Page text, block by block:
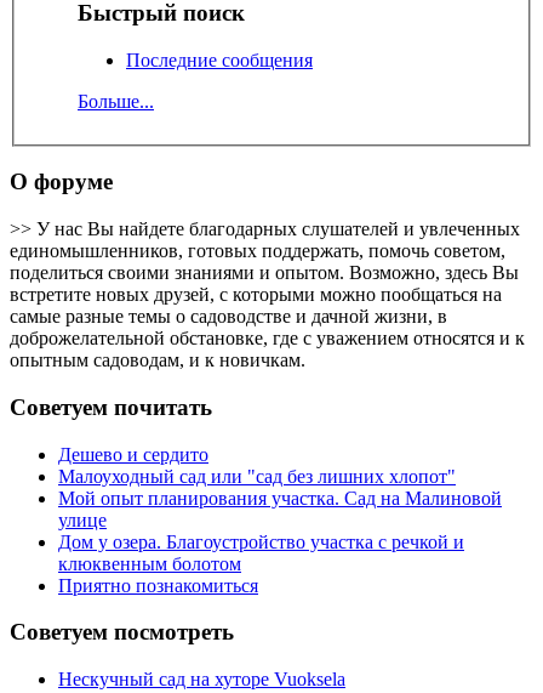
Быстрый поиск
Последние сообщения
Больше...
О форуме
>> У нас Вы найдете благодарных слушателей и увлеченных
единомышленников, готовых поддержать, помочь советом,
поделиться своими знаниями и опытом. Возможно, здесь Вы
встретите новых друзей, с которыми можно пообщаться на
самые разные темы о садоводстве и дачной жизни, в
доброжелательной обстановке, где с уважением относятся и к
опытным садоводам, и к новичкам.
Советуем почитать
Дешево и сердито
Малоуходный сад или "сад без лишних хлопот"
Мой опыт планирования участка. Сад на Малиновой
улице
Дом у озера. Благоустройство участка с речкой и
клюквенным болотом
Приятно познакомиться
Советуем посмотреть
Нескучный сад на хуторе Vuoksela